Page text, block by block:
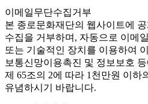
이메일무단수집거부
본 종로문화재단의 웹사이트에
수집을 거부하며, 자동으로 이메
또는 기술적인 장치를 이용하여
보통신망이용촉진 및 정보보호
제 65조의 2에 따라 1천만원 이하
유념하시기 바랍니다.